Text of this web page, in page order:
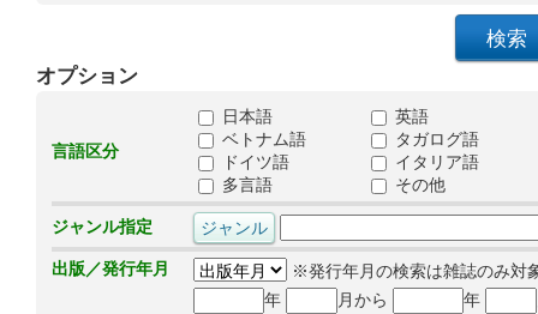
オプション
言語区分
日本語
英語
ベトナム語
タガログ語
ドイツ語
イタリア語
多言語
その他
ジャンル指定
出版／発行年月
※発行年月の検索は雑誌のみ対
年
月から 年